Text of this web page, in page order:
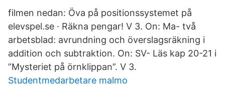
filmen nedan: Öva på positionssystemet på
elevspel.se · Räkna pengar! V 3. On: Ma- två
arbetsblad: avrundning och överslagsräkning i
addition och subtraktion. On: SV- Läs kap 20-21 i
”Mysteriet på örnklippan”. V 3.
Studentmedarbetare malmo